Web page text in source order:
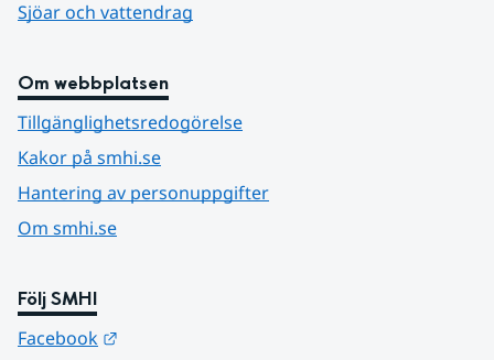
Sjöar och vattendrag
Om webbplatsen
Tillgänglighetsredogörelse
Kakor på smhi.se
Hantering av personuppgifter
Om smhi.se
Följ SMHI
Facebook